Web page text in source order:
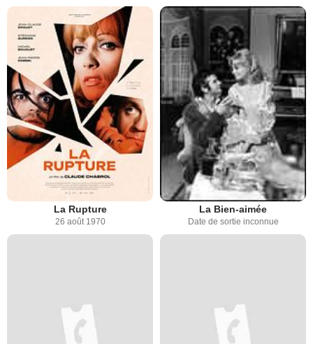
La Rupture
26 août 1970
La Bien-aimée
Date de sortie inconnue